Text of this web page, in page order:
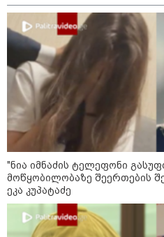
12:10 / 10-08-2026
რონალდუსა და
მოლოდინში ასობით
— თუმცა ტაძრიდან
პატარძალი გამოვიდა
13:25
ჩავარდა -
"ნია იმნაძის ტელეფონი
მოწყობილობაზე შეერთების
ეკა კუპატაძე